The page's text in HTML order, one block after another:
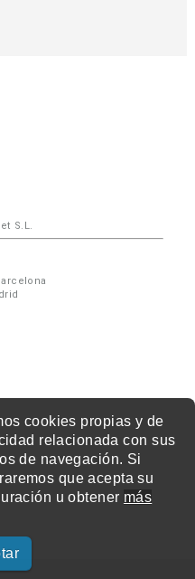
cookies propias y de
relacionada con sus
de navegación. Si
que acepta su
u obtener más
S.L.